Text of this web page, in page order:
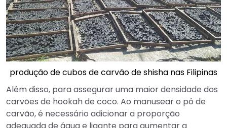
produção de cubos de carvão de shisha nas Filipinas
Além disso, para assegurar uma maior densidade dos
carvões de hookah de coco. Ao manusear o pó de
carvão, é necessário adicionar a proporção
adequada de água e ligante para aumentar a